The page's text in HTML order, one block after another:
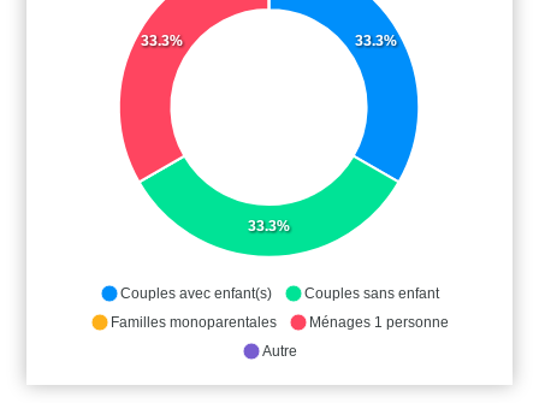
33.3%
33.3%
33.3%
Couples avec enfant(s)
Couples sans enfant
Familles monoparentales
Ménages 1 personne
Autre